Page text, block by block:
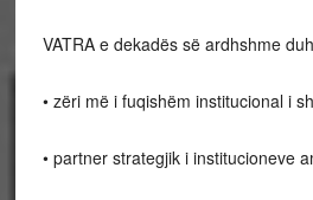
VATRA e dekadës së ardhshme
• zëri më i fuqishëm institucional i
• partner strategjik i institucioneve